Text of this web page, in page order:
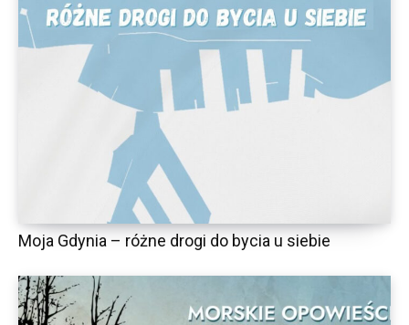
Moja Gdynia – różne drogi do bycia u siebie